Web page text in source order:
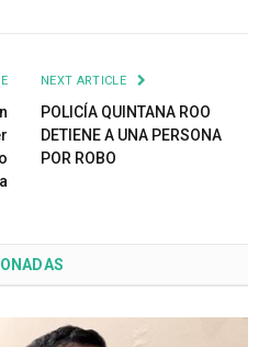
NEXT ARTICLE
POLICÍA QUINTANA ROO
DETIENE A UNA PERSONA
POR ROBO